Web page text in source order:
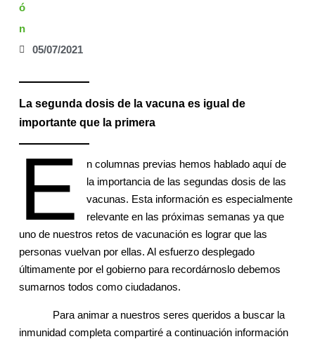
05/07/2021
La segunda dosis de la vacuna es igual de
importante que la primera
E
n columnas previas hemos hablado aquí de
la importancia de las segundas dosis de las
vacunas. Esta información es especialmente
relevante en las próximas semanas ya que
uno de nuestros retos de vacunación es lograr que las
personas vuelvan por ellas. Al esfuerzo desplegado
últimamente por el gobierno para recordárnoslo debemos
sumarnos todos como ciudadanos.
Para animar a nuestros seres queridos a buscar la
inmunidad completa compartiré a continuación información